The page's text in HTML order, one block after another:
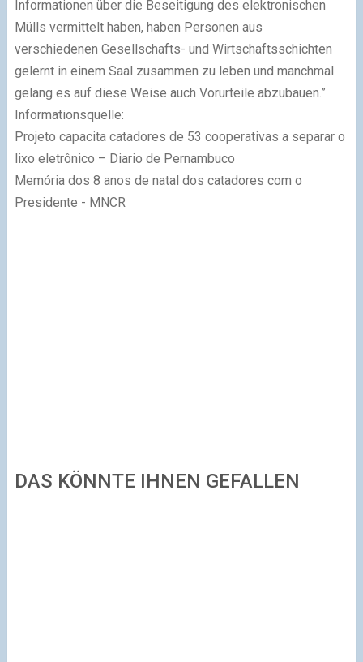
Informationen über die Beseitigung des elektronischen
Mülls vermittelt haben, haben Personen aus
verschiedenen Gesellschafts- und Wirtschaftsschichten
gelernt in einem Saal zusammen zu leben und manchmal
gelang es auf diese Weise auch Vorurteile abzubauen.”
Informationsquelle:
Projeto capacita catadores de 53 cooperativas a separar o
lixo eletrônico – Diario de Pernambuco
Memória dos 8 anos de natal dos catadores com o
Presidente - MNCR
DAS KÖNNTE IHNEN GEFALLEN